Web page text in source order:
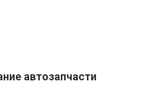
автозапчасти